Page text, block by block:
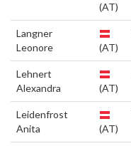
(AT)
Langner
Leonore
(AT)
Lehnert
Alexandra
(AT)
Leidenfrost
Anita
(AT)